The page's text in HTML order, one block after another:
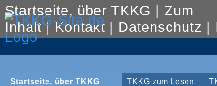
Startseite, über TKKG | Zum
Inhalt|Kontakt | Datenschutz |
Startseite, über TKKG TKKG zum Lesen